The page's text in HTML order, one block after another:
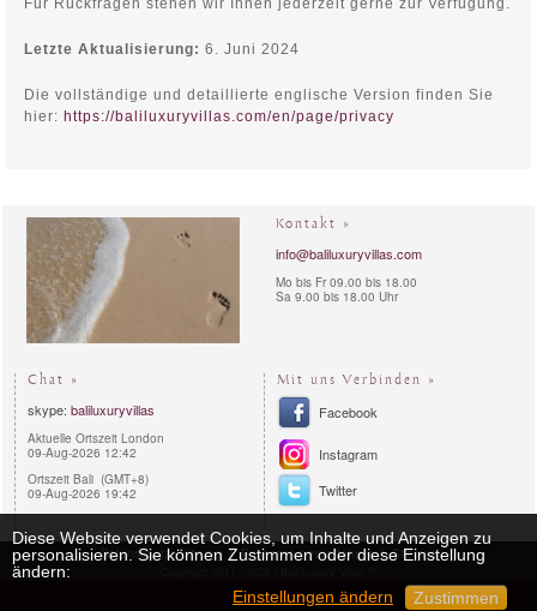
Für Rückfragen stehen wir Ihnen jederzeit gerne zur Verfügung.
Letzte Aktualisierung: 6. Juni 2024
Die vollständige und detaillierte englische Version finden Sie
hier: https://baliluxuryvillas.com/en/page/privacy
Kontakt »
info@baliluxuryvillas.com
Mo bis Fr 09.00 bis 18.00
Sa 9.00 bis 18.00 Uhr
Chat »
skype: baliluxuryvillas
Aktuelle Ortszeit London
09-Aug-2026 12:42
Ortszeit Bali (GMT+8)
09-Aug-2026 19:42
Mit uns Verbinden »
Facebook
Instagram
Twitter
Datenschutzerklärung Reservierungsverfahren Sitemap
Diese Website verwendet Cookies, um Inhalte und Anzeigen zu
personalisieren. Sie können Zustimmen oder diese Einstellung
ändern:
Einstellungen ändern
Zustimmen